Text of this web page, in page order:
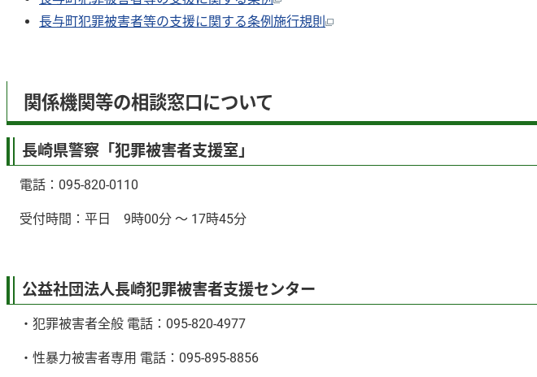
長与町犯罪被害者等の支援に関する条例施行規則
関係機関等の相談窓口について
長崎県警察「犯罪被害者支援室」
電話：095-820-0110
受付時間：平日 9時00分 ～ 17時45分
公益社団法人長崎犯罪被害者支援センター
・犯罪被害者全般 電話：095-820-4977
・性暴力被害者専用 電話：095-895-8856